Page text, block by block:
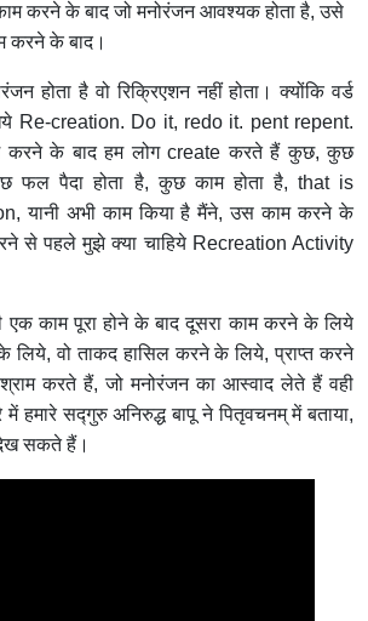
करने के बाद जो मनोरंजन आवश्यक होता है, उसे
करने के बाद।
होता है वो रिक्रिएशन नहीं होता। क्योंकि वर्ड
Re-creation. Do it, redo it. pent repent.
करने के बाद हम लोग create करते हैं कुछ, कुछ
फल पैदा होता है, कुछ काम होता है, that is
यानी अभी काम किया है मैंने, उस काम करने के
से पहले मुझे क्या चाहिये Recreation Activity
एक काम पूरा होने के बाद दूसरा काम करने के लिये
लिये, वो ताकद हासिल करने के लिये, प्राप्त करने
करते हैं, जो मनोरंजन का आस्वाद लेते हैं वही
हमारे सद्गुरु अनिरुद्ध बापू ने पितृवचनम् में बताया,
सकते हैं।